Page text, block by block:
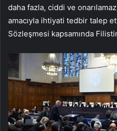
daha fazla, ciddi ve
amacıyla ihtiyati tedbir talep
Sözleşmesi kapsamında